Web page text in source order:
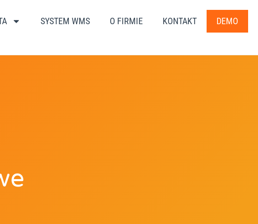
SYSTEM WMS O FIRMIE KONTAKT DEMO